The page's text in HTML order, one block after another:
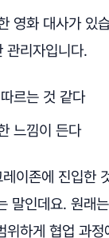
영화 대사가 있
관리자입니다.
르는 것 같다
느낌이 든다
이존에 진입
말인데요. 원래
하게 협업 과정